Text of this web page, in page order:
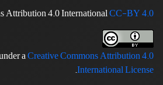
Attribution 4.0 InternationalCC-BY 4.0
aCreative Commons Attribution 4.0
International License
.